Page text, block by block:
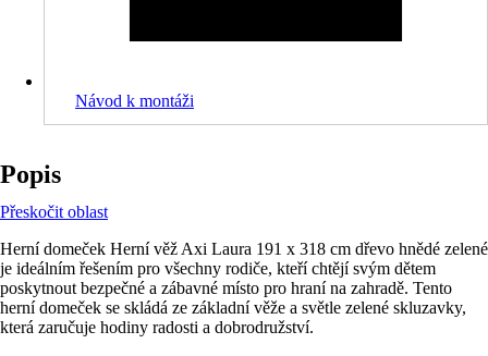
Návod k montáži
Popis
Přeskočit oblast
Herní domeček Herní věž Axi Laura 191 x 318 cm dřevo hnědé zelené
je ideálním řešením pro všechny rodiče, kteří chtějí svým dětem
poskytnout bezpečné a zábavné místo pro hraní na zahradě. Tento
herní domeček se skládá ze základní věže a světle zelené skluzavky,
která zaručuje hodiny radosti a dobrodružství.